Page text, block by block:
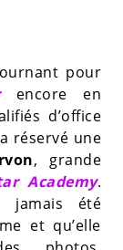
pour
encore en
d’office
réservé une
, grande
Academy.
jamais été
et qu’elle